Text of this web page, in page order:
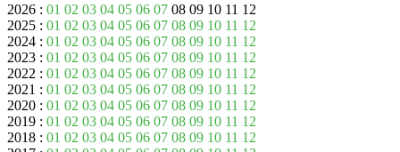
2026 : 01 02 03 04 05 06 07 08 09 10 11 12
2025 : 01 02 03 04 05 06 07 08 09 10 11 12
2024 : 01 02 03 04 05 06 07 08 09 10 11 12
2023 : 01 02 03 04 05 06 07 08 09 10 11 12
2022 : 01 02 03 04 05 06 07 08 09 10 11 12
2021 : 01 02 03 04 05 06 07 08 09 10 11 12
2020 : 01 02 03 04 05 06 07 08 09 10 11 12
2019 : 01 02 03 04 05 06 07 08 09 10 11 12
2018 : 01 02 03 04 05 06 07 08 09 10 11 12